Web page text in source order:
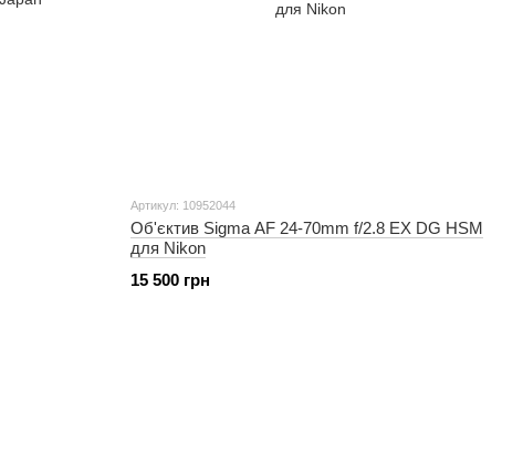
Артикул: 10952044
Об'єктив Sigma AF 24-70mm f/2.8 EX DG HSM
для Nikon
15 500 грн